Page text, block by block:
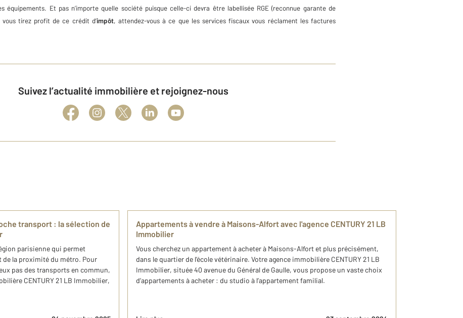
Et pas n’importe quelle société puisque celle-ci devra être labellisée RGE (reconnue garante de
vous tirez profit de ce crédit d’impôt, attendez-vous à ce que les services fiscaux vous réclament les factures
Suivez l’actualité immobilière et rejoignez-nous
transport : la sélection de
parisienne qui permet
de la proximité du métro. Pour
pas des transports en commun,
CENTURY 21 LB Immobilier,
Appartements à vendre à Maisons-Alfort avec l'agence CENTURY 21 LB
Immobilier
Vous cherchez un appartement à acheter à Maisons-Alfort et plus précisément,
dans le quartier de l’école vétérinaire. Votre agence immobilière CENTURY 21 LB
Immobilier, située 40 avenue du Général de Gaulle, vous propose un vaste choix
d’appartements à acheter : du studio à l’appartement familial.